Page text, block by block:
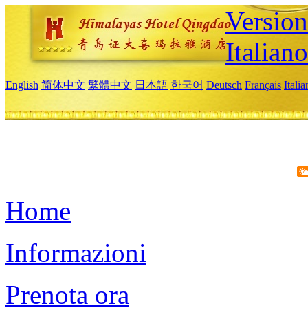
Italiano
English 简体中文 繁體中文 日本語 한국어 Deutsch Français
Home
Informazioni
Prenota ora